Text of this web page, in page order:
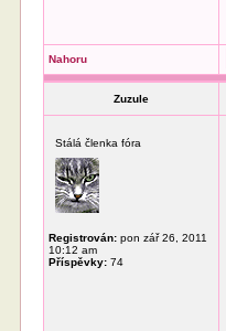
Nahoru
Zuzule
Stálá členka fóra
Registrován: pon zář 26, 2011
10:12 am
Příspěvky: 74